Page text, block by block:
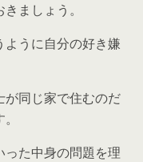
ましょう。
ように自分の好き嫌
が同じ家で住むのだ
た中身の問題を理